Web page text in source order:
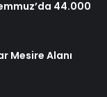
44.000
Mesire Alanı